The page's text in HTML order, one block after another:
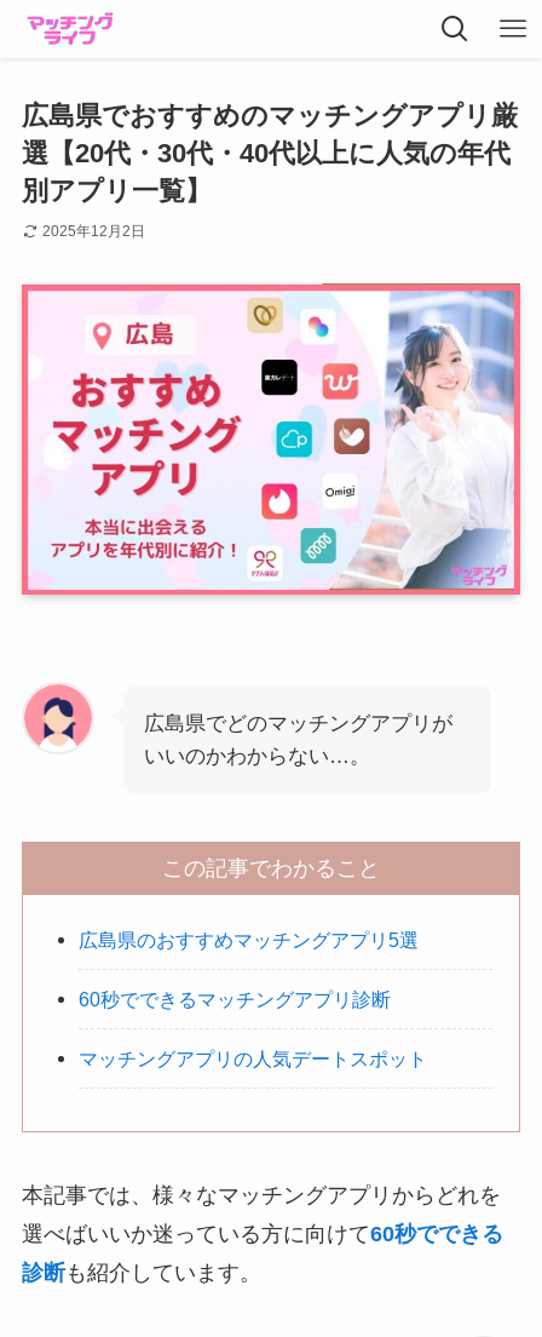
広島県でおすすめのマッチングアプリ厳
選【20代・30代・40代以上に人気の年代
別アプリ一覧】
2025年12月2日
広島県でどのマッチングアプリが
いいのかわからない…。
この記事でわかること
広島県のおすすめマッチングアプリ5選
60秒でできるマッチングアプリ診断
マッチングアプリの人気デートスポット
本記事では、様々なマッチングアプリからどれを
選べばいいか迷っている方に向けて60秒でできる
診断も紹介しています。